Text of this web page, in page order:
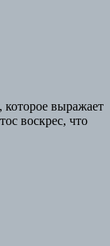
которое выражает
воскрес, что